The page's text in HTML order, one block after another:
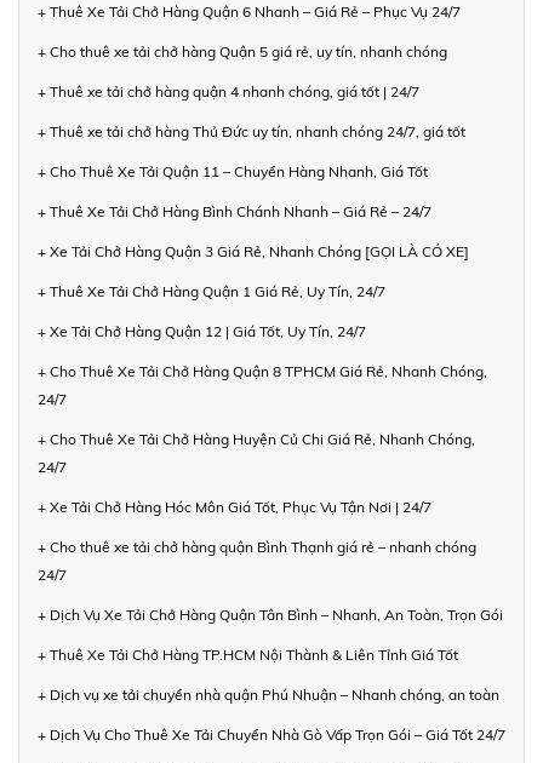
+ Thuê Xe Tải Chở Hàng Quận 6 Nhanh – Giá Rẻ – Phục Vụ 24/7
+ Cho thuê xe tải chở hàng Quận 5 giá rẻ, uy tín, nhanh chóng
+ Thuê xe tải chở hàng quận 4 nhanh chóng, giá tốt | 24/7
+ Thuê xe tải chở hàng Thủ Đức uy tín, nhanh chóng 24/7, giá tốt
+ Cho Thuê Xe Tải Quận 11 – Chuyển Hàng Nhanh, Giá Tốt
+ Thuê Xe Tải Chở Hàng Bình Chánh Nhanh – Giá Rẻ – 24/7
+ Xe Tải Chở Hàng Quận 3 Giá Rẻ, Nhanh Chóng [GỌI LÀ CÓ XE]
+ Thuê Xe Tải Chở Hàng Quận 1 Giá Rẻ, Uy Tín, 24/7
+ Xe Tải Chở Hàng Quận 12 | Giá Tốt, Uy Tín, 24/7
+ Cho Thuê Xe Tải Chở Hàng Quận 8 TPHCM Giá Rẻ, Nhanh Chóng,
24/7
+ Cho Thuê Xe Tải Chở Hàng Huyện Củ Chi Giá Rẻ, Nhanh Chóng,
24/7
+ Xe Tải Chở Hàng Hóc Môn Giá Tốt, Phục Vụ Tận Nơi | 24/7
+ Cho thuê xe tải chở hàng quận Bình Thạnh giá rẻ – nhanh chóng
24/7
+ Dịch Vụ Xe Tải Chở Hàng Quận Tân Bình – Nhanh, An Toàn, Trọn Gói
+ Thuê Xe Tải Chở Hàng TP.HCM Nội Thành & Liên Tỉnh Giá Tốt
+ Dịch vụ xe tải chuyển nhà quận Phú Nhuận – Nhanh chóng, an toàn
+ Dịch Vụ Cho Thuê Xe Tải Chuyển Nhà Gò Vấp Trọn Gói – Giá Tốt 24/7